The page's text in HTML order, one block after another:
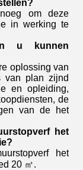
om deze
in werking te
u kunnen
oplossing van
van plan zijnd
en opleiding,
de
van de het
het
het
20 ㎡.